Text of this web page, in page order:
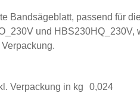
Bandsägeblatt, passend für
und HBS230HQ_230V,
Verpackung in kg
0,024